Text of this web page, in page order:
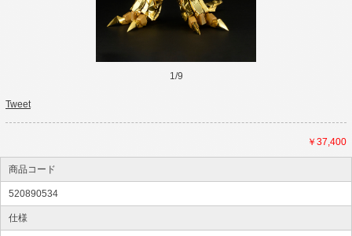
1/9
Tweet
￥37,400
商品コード
520890534
仕様